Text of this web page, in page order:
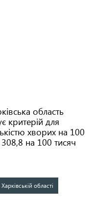
область
критерій для
хворих на 100
на 100 тисяч
області